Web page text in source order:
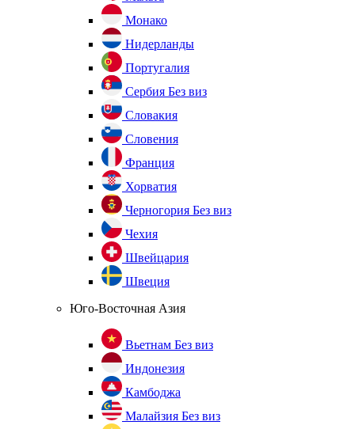
Монако
Нидерланды
Португалия
Сербия Без виз
Словакия
Словения
Франция
Хорватия
Черногория Без виз
Чехия
Швейцария
Швеция
Юго-Восточная Азия
Вьетнам Без виз
Индонезия
Камбоджа
Малайзия Без виз